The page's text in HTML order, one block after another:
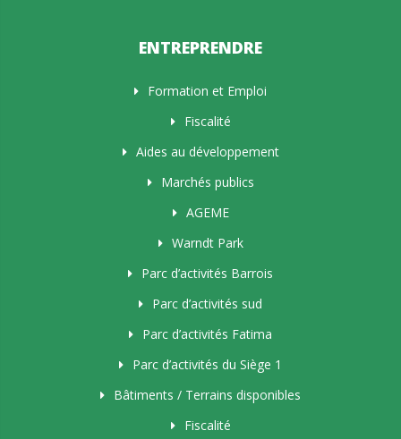
ENTREPRENDRE
Formation et Emploi
Fiscalité
Aides au développement
Marchés publics
AGEME
Warndt Park
Parc d’activités Barrois
Parc d’activités sud
Parc d’activités Fatima
Parc d’activités du Siège 1
Bâtiments / Terrains disponibles
Fiscalité